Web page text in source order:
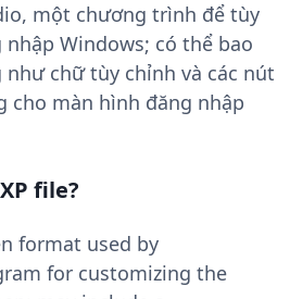
một chương trình để tùy
Windows; có thể bao
chữ tùy chỉnh và các nút
cho màn hình đăng nhập
file?
format used by
for customizing the